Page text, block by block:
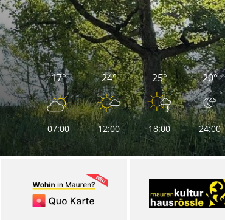
17°
07:00
24°
12:00
25°
18:00
20°
24:00